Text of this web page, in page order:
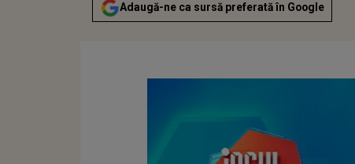
Adaugă-ne ca sursă preferată în Google